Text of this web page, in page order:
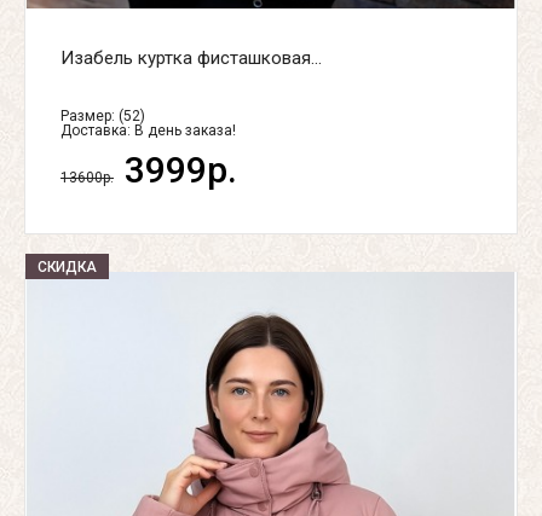
Изабель куртка фисташковая...
Размер: (52)
Доставка: В день заказа!
13600р. 3999р.
СКИДКА